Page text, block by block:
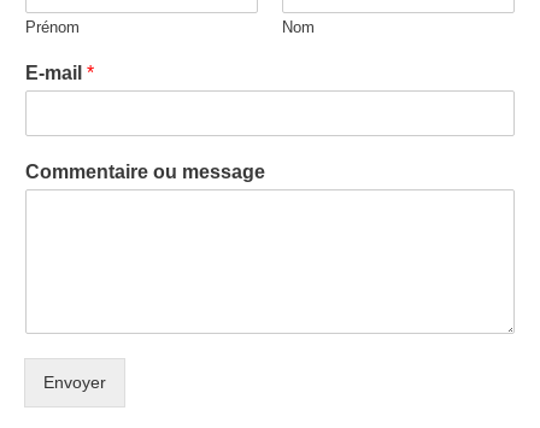
Prénom Nom
E-mail *
Commentaire ou message
Envoyer